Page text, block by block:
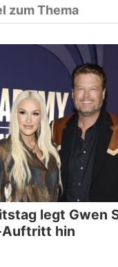
zum Thema
legt Gwen
Auftritt hin